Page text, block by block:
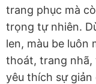
trang phục mà
trọng tự nhiên.
len, màu be luôn
thoát, trang nhã,
yêu thích sự